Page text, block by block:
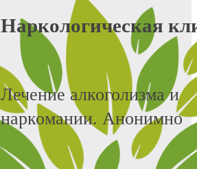
Наркологическая
Лечение алкоголизма и
наркомании. Анонимно